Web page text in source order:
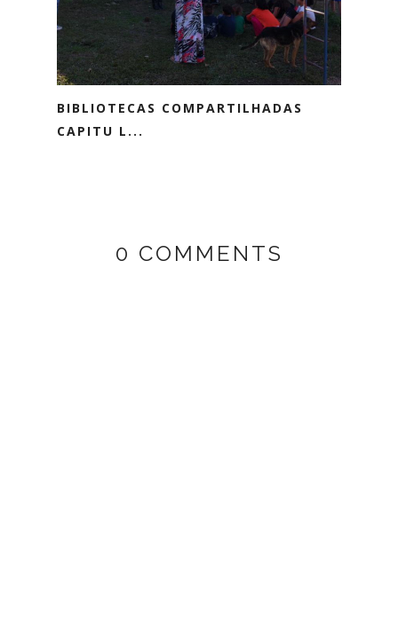
BIBLIOTECAS COMPARTILHADAS
CAPITU L...
0 COMMENTS